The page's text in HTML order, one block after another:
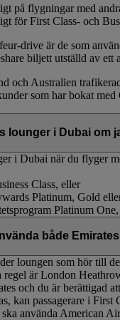
på flygningar med
för First Class- och
drive är de som
biljett utställd av ett
och Australien
som har bokat
lounger i Dubai om
i Dubai när du flyger
Class, eller
Platinum, Gold
Platinum
både
loungen som hör till
regel är London
och du är berättigad
kan passagerare i
använda American